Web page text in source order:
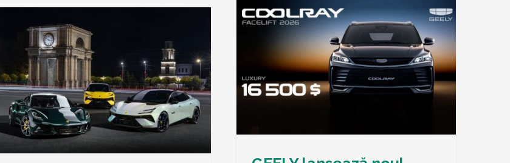
GEELY lansează noul COOLRAY FACELIFT
2026
Press Știri